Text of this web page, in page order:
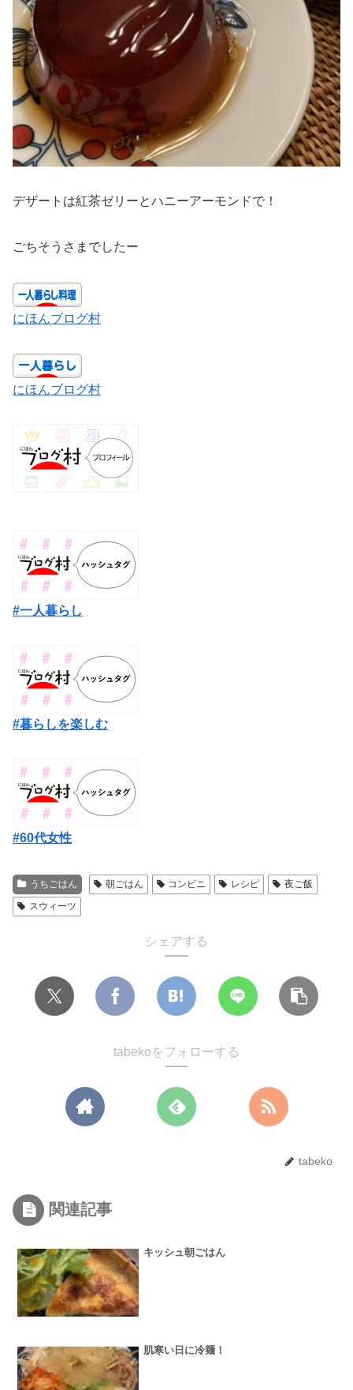
デザートは紅茶ゼリーとハニーアーモンドで！
ごちそうさまでしたー
にほんブログ村
にほんブログ村
#一人暮らし
#暮らしを楽しむ
#60代女性
うちごはん 朝ごはん コンビニ レシピ
夜ご飯
スウィーツ
シェアする
tabekoをフォローする
tabeko
関連記事
キッシュ朝ごはん
肌寒い日に冷麺！